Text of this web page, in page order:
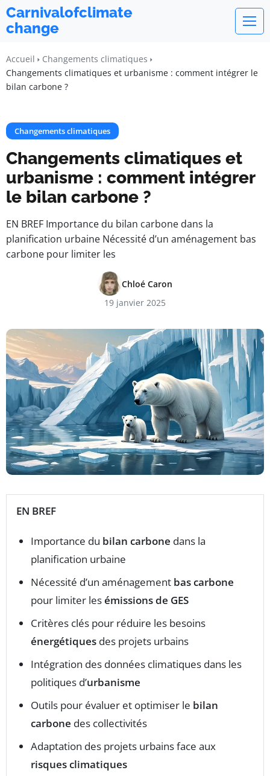
Carnivalofclimate
change
Accueil
Changements climatiques
Changements climatiques et urbanisme : comment intégrer le
bilan carbone ?
Changements climatiques
Changements climatiques et
urbanisme : comment intégrer
le bilan carbone ?
EN BREF Importance du bilan carbone dans la
planification urbaine Nécessité d’un aménagement bas
carbone pour limiter les
Chloé Caron
19 janvier 2025
EN BREF
Importance du bilan carbone dans la
planification urbaine
Nécessité d’un aménagement bas carbone
pour limiter lesémissions de GES
Critères clés pour réduire les besoins
énergétiques des projets urbains
Intégration des données climatiques dans les
politiques d’urbanisme
Outils pour évaluer et optimiser le bilan
carbone des collectivités
Adaptation des projets urbains face aux
risques climatiques